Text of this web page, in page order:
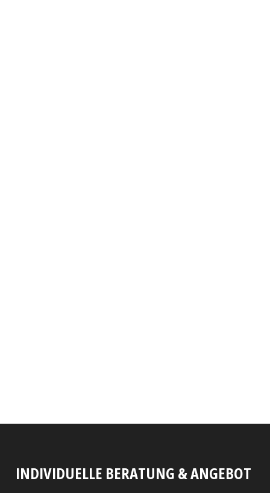
INDIVIDUELLE BERATUNG & ANGEBOT